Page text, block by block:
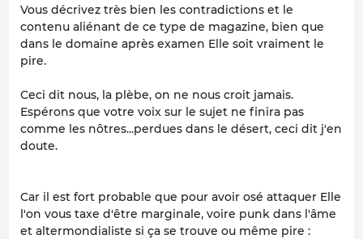
Vous décrivez très bien les contradictions et le
contenu aliénant de ce type de magazine, bien que
dans le domaine après examen Elle soit vraiment le
pire.
Ceci dit nous, la plèbe, on ne nous croit jamais.
Espérons que votre voix sur le sujet ne finira pas
comme les nôtres...perdues dans le désert, ceci dit j'en
doute.
Car il est fort probable que pour avoir osé attaquer Elle
l'on vous taxe d'être marginale, voire punk dans l'âme
et altermondialiste si ça se trouve ou même pire :